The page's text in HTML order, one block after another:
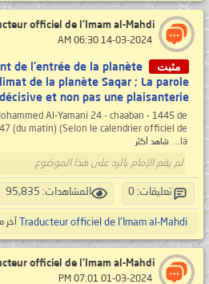
officiel de l'Imam al-Mahdi
مثبت
de l'entrée de la planète
de la planète Saqar ; La parole
décisive et non pas une plaisanterie..
Al-Yamani 24 - chaaban - 1445 de
(du matin) (Selon le calendrier officiel de
la...
شاهد أكثر
لم يقم الإمام بالرد على هذا الموضوع
تعليقات: 0 المشاهدات: 95,835
Traducteur officiel de l'Imam al-Mahdi آخر
officiel de l'Imam al-Mahdi